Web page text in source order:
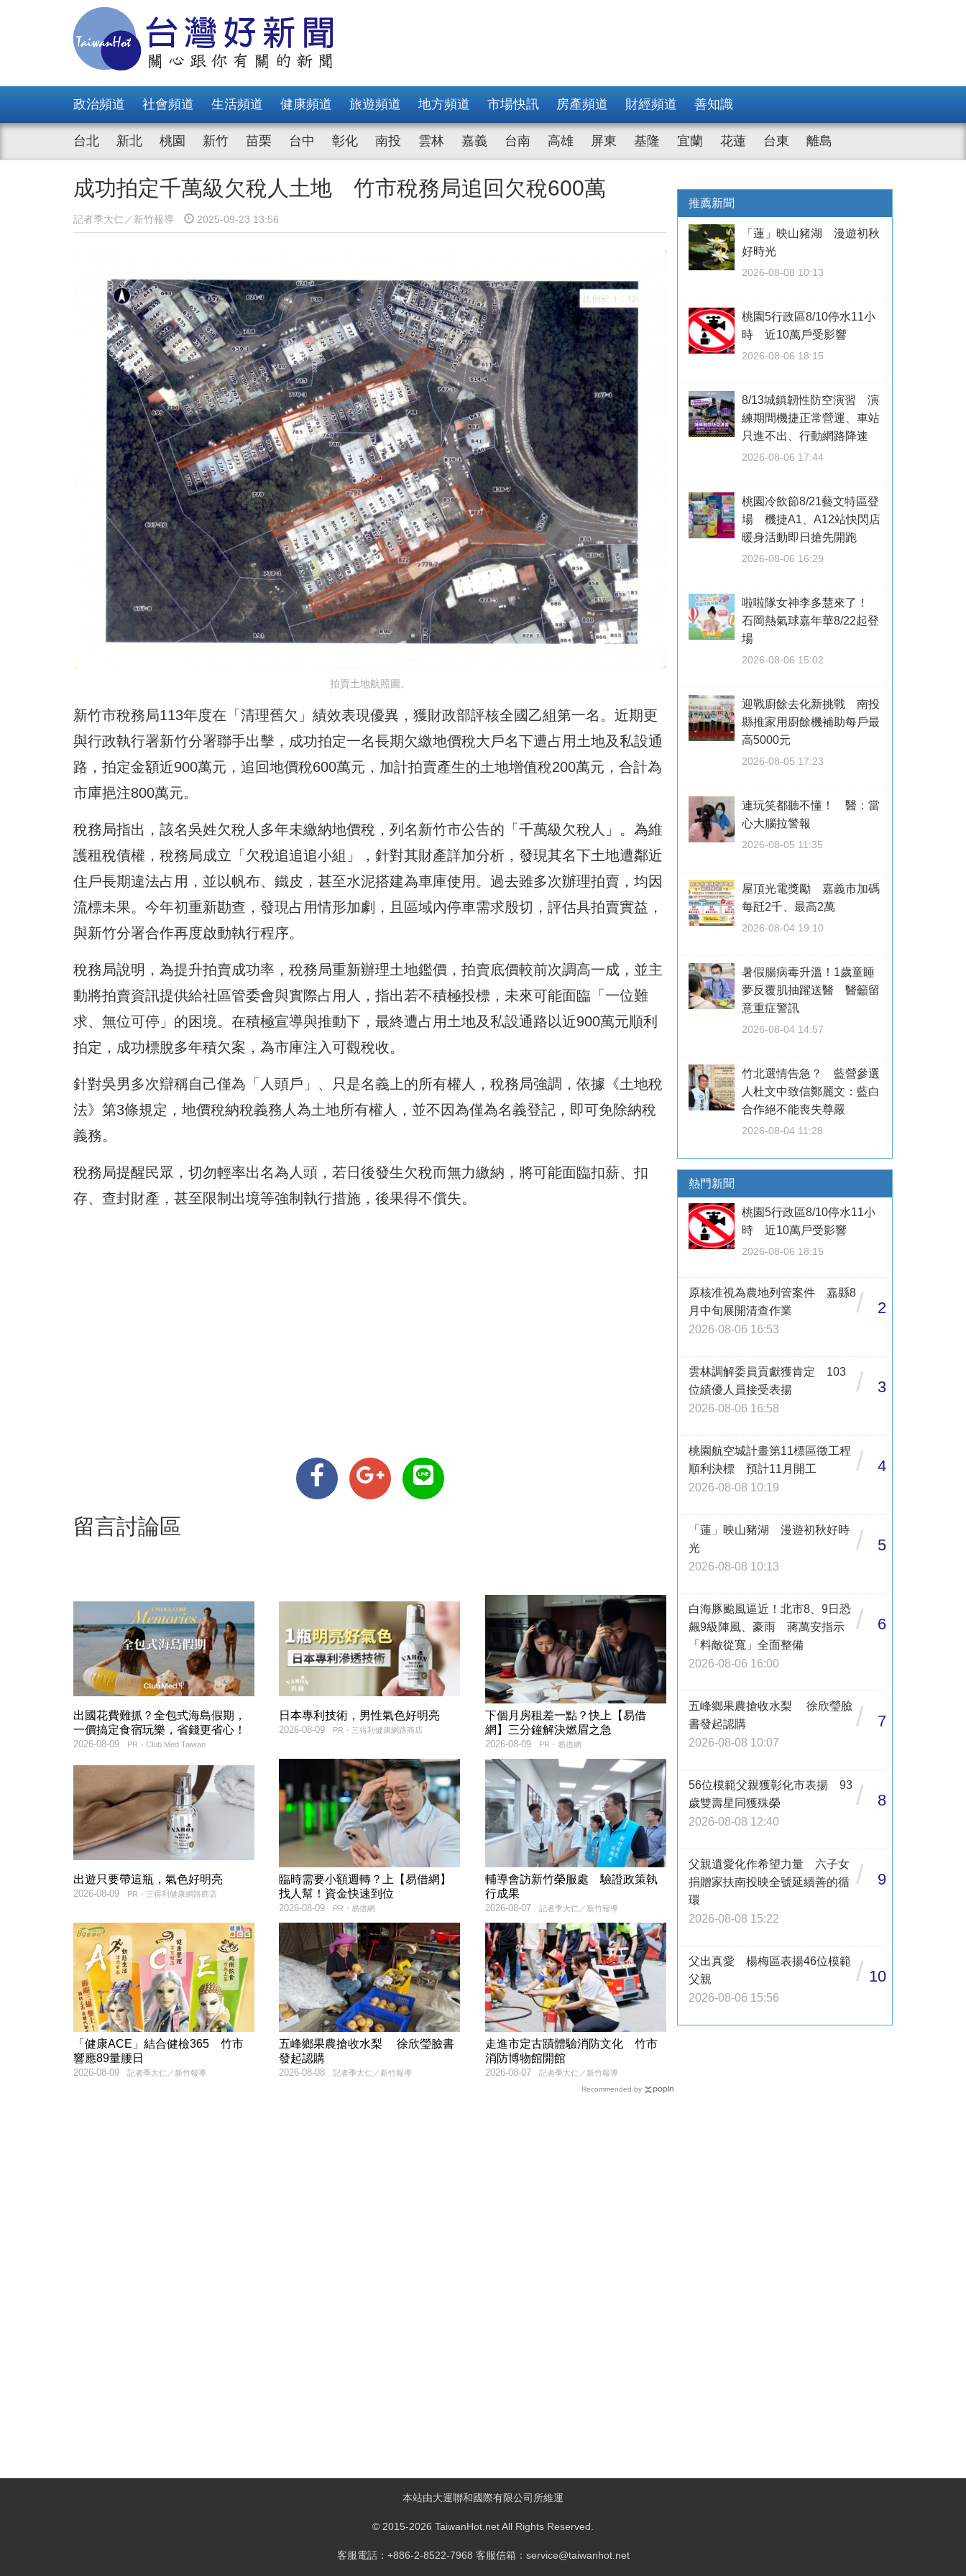
政治頻道 社會頻道 生活頻道 健康頻道 旅遊頻道 地方頻道 市場快訊 房產頻道 財經頻道 善知識
台北 新北 桃園 新竹 苗栗 台中 彰化 南投 雲林 嘉義 台南 高雄 屏東 基隆 宜蘭 花蓮 台東 離島
成功拍定千萬級欠稅人土地 竹市稅務局追回欠稅600萬
記者季大仁／新竹報導 2025-09-23 13:56
拍賣土地航照圖。
新竹市稅務局113年度在「清理舊欠」績效表現優異，獲財政部評核全國乙組第一名。近期更
與行政執行署新竹分署聯手出擊，成功拍定一名長期欠繳地價稅大戶名下遭占用土地及私設通
路，拍定金額近900萬元，追回地價稅600萬元，加計拍賣產生的土地增值稅200萬元，合計為
市庫挹注800萬元。
稅務局指出，該名吳姓欠稅人多年未繳納地價稅，列名新竹市公告的「千萬級欠稅人」。為維
護租稅債權，稅務局成立「欠稅追追追小組」，針對其財產詳加分析，發現其名下土地遭鄰近
住戶長期違法占用，並以帆布、鐵皮，甚至水泥搭建為車庫使用。過去雖多次辦理拍賣，均因
流標未果。今年初重新勘查，發現占用情形加劇，且區域內停車需求殷切，評估具拍賣實益，
與新竹分署合作再度啟動執行程序。
稅務局說明，為提升拍賣成功率，稅務局重新辦理土地鑑價，拍賣底價較前次調高一成，並主
動將拍賣資訊提供給社區管委會與實際占用人，指出若不積極投標，未來可能面臨「一位難
求、無位可停」的困境。在積極宣導與推動下，最終遭占用土地及私設通路以近900萬元順利
拍定，成功標脫多年積欠案，為市庫注入可觀稅收。
針對吳男多次辯稱自己僅為「人頭戶」、只是名義上的所有權人，稅務局強調，依據《土地稅
法》第3條規定，地價稅納稅義務人為土地所有權人，並不因為僅為名義登記，即可免除納稅
義務。
稅務局提醒民眾，切勿輕率出名為人頭，若日後發生欠稅而無力繳納，將可能面臨扣薪、扣
存、查封財產，甚至限制出境等強制執行措施，後果得不償失。
留言討論區
出國花費難抓？全包式海島假期，
一價搞定食宿玩樂，省錢更省心！
PR・Club Med Taiwan
2026-08-09
日本專利技術，男性氣色好明亮
PR・三得利健康網路商店
2026-08-09
下個月房租差一點？快上【易借
網】三分鐘解決燃眉之急
PR・易借網
2026-08-09
出遊只要帶這瓶，氣色好明亮
PR・三得利健康網路商店
2026-08-09
臨時需要小額週轉？上【易借網】
找人幫！資金快速到位
PR・易借網
2026-08-09
輔導會訪新竹榮服處 驗證政策執
行成果
記者季大仁／新竹報導
2026-08-07
「健康ACE」結合健檢365 竹市
響應89量腰日
記者季大仁／新竹報導
2026-08-09
五峰鄉果農搶收水梨 徐欣瑩臉書
發起認購
記者季大仁／新竹報導
2026-08-08
走進市定古蹟體驗消防文化 竹市
消防博物館開館
記者季大仁／新竹報導
2026-08-07
Recommended by
推薦新聞
「蓮」映山豬湖 漫遊初秋
好時光
2026-08-08 10:13
桃園5行政區8/10停水11小
時 近10萬戶受影響
2026-08-06 18:15
8/13城鎮韌性防空演習 演
練期間機捷正常營運、車站
只進不出、行動網路降速
2026-08-06 17:44
桃園冷飲節8/21藝文特區登
場 機捷A1、A12站快閃店
暖身活動即日搶先開跑
2026-08-06 16:29
啦啦隊女神李多慧來了！
石岡熱氣球嘉年華8/22起登
場
2026-08-06 15:02
迎戰廚餘去化新挑戰 南投
縣推家用廚餘機補助每戶最
高5000元
2026-08-05 17:23
連玩笑都聽不懂！ 醫：當
心大腦拉警報
2026-08-05 11:35
屋頂光電獎勵 嘉義市加碼
每瓩2千、最高2萬
2026-08-04 19:10
暑假腸病毒升溫！1歲童睡
夢反覆肌抽躍送醫 醫籲留
意重症警訊
2026-08-04 14:57
竹北選情告急？ 藍營參選
人杜文中致信鄭麗文：藍白
合作絕不能喪失尊嚴
2026-08-04 11:28
熱門新聞
桃園5行政區8/10停水11小
時 近10萬戶受影響
2026-08-06 18:15
原核准視為農地列管案件 嘉縣8
月中旬展開清查作業
2026-08-06 16:53
/ 2
雲林調解委員貢獻獲肯定 103
位績優人員接受表揚
2026-08-06 16:58
/ 3
桃園航空城計畫第11標區徵工程
順利決標 預計11月開工
2026-08-08 10:19
/ 4
「蓮」映山豬湖 漫遊初秋好時
光
2026-08-08 10:13
/ 5
白海豚颱風逼近！北市8、9日恐
飆9級陣風、豪雨 蔣萬安指示
「料敵從寬」全面整備
2026-08-06 16:00
/ 6
五峰鄉果農搶收水梨 徐欣瑩臉
書發起認購
2026-08-08 10:07
/ 7
56位模範父親獲彰化市表揚 93
歲雙壽星同獲殊榮
2026-08-08 12:40
/ 8
父親遺愛化作希望力量 六子女
捐贈家扶南投映全號延續善的循
環
2026-08-08 15:22
/ 9
父出真愛 楊梅區表揚46位模範
父親
2026-08-06 15:56
/ 10
本站由大運聯和國際有限公司所維運
© 2015-2026 TaiwanHot.net All Rights Reserved.
客服電話：+886-2-8522-7968 客服信箱：service@taiwanhot.net